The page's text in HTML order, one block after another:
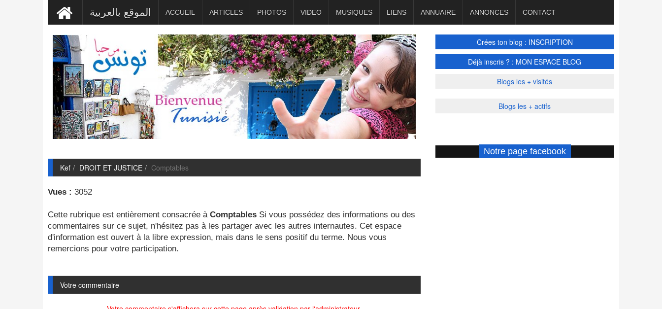
الموقع بالعربية ACCUEIL ARTICLES PHOTOS VIDEO MUSIQUES LIENS ANNUAIRE ANNONCES CONTACT
Kef DROIT ET JUSTICE Comptables
Vues : 3052
Cette rubrique est entièrement consacrée à Comptables Si vous possédez des informations ou des
commentaires sur ce sujet, n'hésitez pas à les partager avec les autres internautes. Cet espace
d'information est ouvert à la libre expression, mais dans le sens positif du terme. Nous vous
remercions pour votre participation.
Votre commentaire
Crées ton blog : INSCRIPTION
Déjà inscris ? : MON ESPACE BLOG
Blogs les + visités
Blogs les + actifs
Notre page facebook